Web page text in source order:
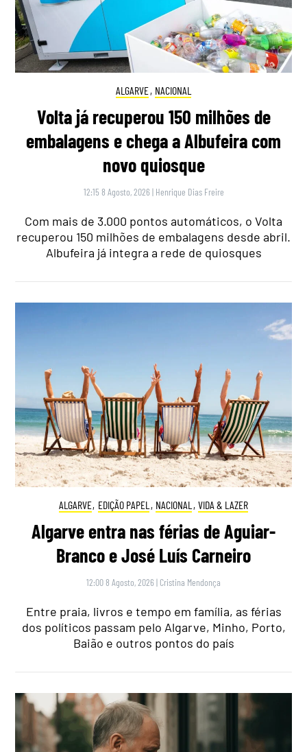
ALGARVE, NACIONAL
Volta já recuperou 150 milhões de
embalagens e chega a Albufeira com
novo quiosque
12:15 8 Agosto, 2026 | Henrique Dias Freire
Com mais de 3.000 pontos automáticos, o Volta
recuperou 150 milhões de embalagens desde abril.
Albufeira já integra a rede de quiosques
ALGARVE, EDIÇÃO PAPEL , NACIONAL , VIDA & LAZER
Algarve entra nas férias de Aguiar-
Branco e José Luís Carneiro
12:00 8 Agosto, 2026 | Cristina Mendonça
Entre praia, livros e tempo em família, as férias
dos políticos passam pelo Algarve, Minho, Porto,
Baião e outros pontos do país